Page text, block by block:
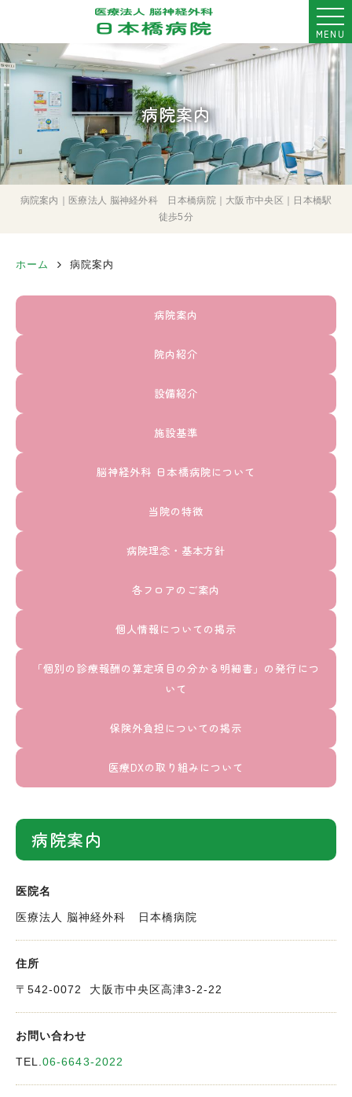
MENU
病院案内
病院案内｜医療法人 脳神経外科 日本橋病院｜大阪市中央区｜日本橋駅
徒歩5分
ホーム 病院案内
病院案内
院内紹介
設備紹介
施設基準
脳神経外科 日本橋病院について
当院の特徴
病院理念・基本方針
各フロアのご案内
個人情報についての掲示
「個別の診療報酬の算定項目の分かる明細書」の発行につ
いて
保険外負担についての掲示
医療DXの取り組みについて
病院案内
医院名
医療法人 脳神経外科 日本橋病院
住所
〒542-0072 大阪市中央区高津3-2-22
お問い合わせ
TEL.06-6643-2022